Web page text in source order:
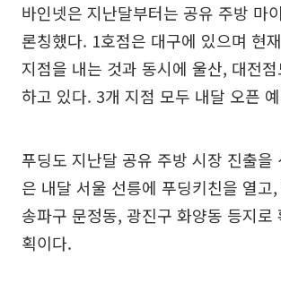
바인넷은 지난달부터는 공유 주방 마
론칭했다. 1호점은 대구에 있으며 현
지점을 내는 것과 동시에 울산, 대전
하고 있다. 3개 지점 모두 내달 오픈
푸딩도 지난달 공유 주방 시장 진출을
은 내달 서울 선릉에 푸딩키친을 열고
송파구 문정동, 광진구 화양동 등지로
획이다.